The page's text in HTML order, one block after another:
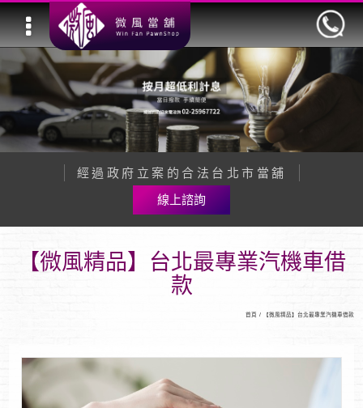
經過政府立案的合法台北市當舖
線上諮詢
【微風精品】台北最專業汽機車借
款
首頁 / 【微風精品】台北最專業汽機車借款